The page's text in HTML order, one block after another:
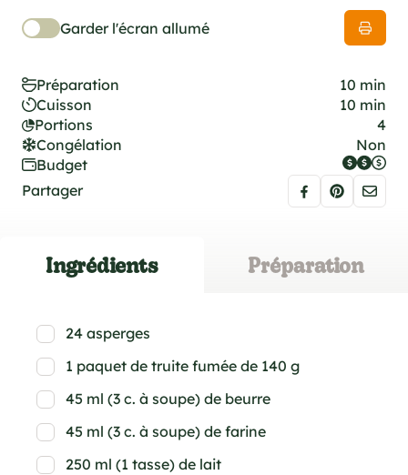
Garder l'écran allumé
Préparation
10 min
Cuisson
10 min
Portions
4
Congélation
Non
Budget
Partager
Ingrédients Préparation
24 asperges
1 paquet de truite fumée de 140 g
45 ml (3 c. à soupe) de beurre
45 ml (3 c. à soupe) de farine
250 ml (1 tasse) de lait